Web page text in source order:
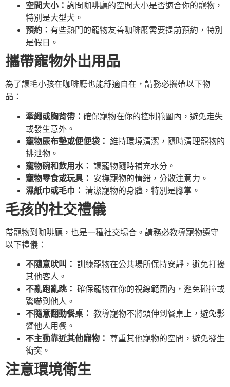
空間大小： 詢問咖啡廳的空間大小是否適合你的寵物，
特別是大型犬。
預約： 有些熱門的寵物友善咖啡廳需要提前預約，特別
是假日。
攜帶寵物外出用品
為了讓毛小孩在咖啡廳也能舒適自在，請務必攜帶以下物
品：
牽繩或胸背帶： 確保寵物在你的控制範圍內，避免走失
或發生意外。
寵物尿布墊或便便袋： 維持環境清潔，隨時清理寵物的
排泄物。
寵物碗和飲用水： 讓寵物隨時補充水分。
寵物零食或玩具：
安撫寵物的情緒，分散注意力。
濕紙巾或毛巾： 清潔寵物的身體，特別是腳掌。
毛孩的社交禮儀
帶寵物到咖啡廳，也是一種社交場合。請務必教導寵物遵守
以下禮儀：
不隨意吠叫： 訓練寵物在公共場所保持安靜，避免打擾
其他客人。
不亂跑亂跳： 確保寵物在你的視線範圍內，避免碰撞或
驚嚇到他人。
不隨意翻動餐桌： 教導寵物不將頭伸到餐桌上，避免影
響他人用餐。
不主動靠近其他寵物： 尊重其他寵物的空間，避免發生
衝突。
注意環境衛生